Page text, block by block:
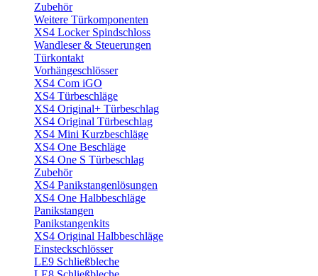
Zubehör
Weitere Türkomponenten
XS4 Locker Spindschloss
Wandleser & Steuerungen
Türkontakt
Vorhängeschlösser
XS4 Com iGO
XS4 Türbeschläge
XS4 Original+ Türbeschlag
XS4 Original Türbeschlag
XS4 Mini Kurzbeschläge
XS4 One Beschläge
XS4 One S Türbeschlag
Zubehör
XS4 Panikstangenlösungen
XS4 One Halbbeschläge
Panikstangen
Panikstangenkits
XS4 Original Halbbeschläge
Einsteckschlösser
LE9 Schließbleche